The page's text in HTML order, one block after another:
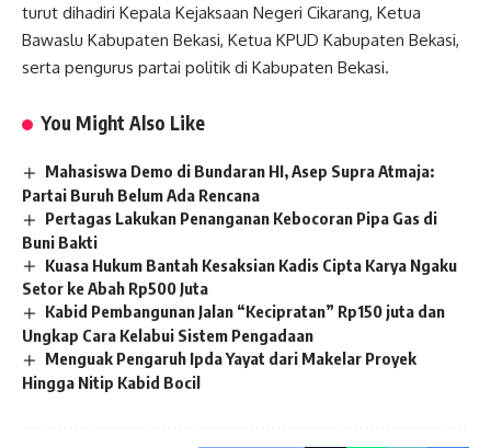
turut dihadiri Kepala Kejaksaan Negeri Cikarang, Ketua
Bawaslu Kabupaten Bekasi, Ketua KPUD Kabupaten Bekasi,
serta pengurus partai politik di Kabupaten Bekasi.
You Might Also Like
Mahasiswa Demo di Bundaran HI, Asep Supra Atmaja:
Partai Buruh Belum Ada Rencana
Pertagas Lakukan Penanganan Kebocoran Pipa Gas di
Buni Bakti
Kuasa Hukum Bantah Kesaksian Kadis Cipta Karya Ngaku
Setor ke Abah Rp500 Juta
Kabid Pembangunan Jalan “Kecipratan” Rp150 juta dan
Ungkap Cara Kelabui Sistem Pengadaan
Menguak Pengaruh Ipda Yayat dari Makelar Proyek
Hingga Nitip Kabid Bocil